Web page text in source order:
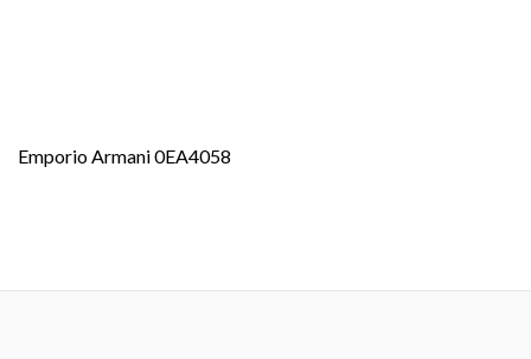
Emporio Armani 0EA4058